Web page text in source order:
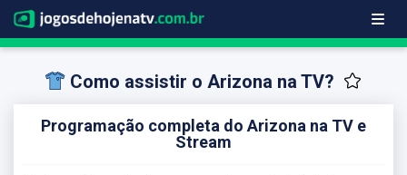
Como assistir o Arizona na TV?
Programação completa do Arizona na TV e
Stream